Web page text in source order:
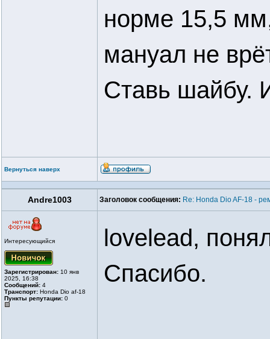
норме 15,5
мануал не
Ставь шайбу.
Вернуться наверх
Andre1003 Заголовок сообщения: Re: Honda Dio AF-18 -
Интересующийся
Зарегистрирован: 10 янв
2025, 16:38
Сообщений: 4
Транспорт: Honda Dio af-18
Пункты репутации: 0
lovelead,
Спасибо.